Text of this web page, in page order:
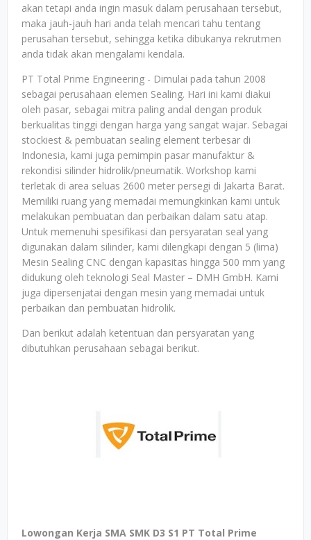
akan tetapi anda ingin masuk dalam perusahaan tersebut,
maka jauh-jauh hari anda telah mencari tahu tentang
perusahan tersebut, sehingga ketika dibukanya rekrutmen
anda tidak akan mengalami kendala.
PT Total Prime Engineering - Dimulai pada tahun 2008
sebagai perusahaan elemen Sealing. Hari ini kami diakui
oleh pasar, sebagai mitra paling andal dengan produk
berkualitas tinggi dengan harga yang sangat wajar. Sebagai
stockiest & pembuatan sealing element terbesar di
Indonesia, kami juga pemimpin pasar manufaktur &
rekondisi silinder hidrolik/pneumatik. Workshop kami
terletak di area seluas 2600 meter persegi di Jakarta Barat.
Memiliki ruang yang memadai memungkinkan kami untuk
melakukan pembuatan dan perbaikan dalam satu atap.
Untuk memenuhi spesifikasi dan persyaratan seal yang
digunakan dalam silinder, kami dilengkapi dengan 5 (lima)
Mesin Sealing CNC dengan kapasitas hingga 500 mm yang
didukung oleh teknologi Seal Master – DMH GmbH. Kami
juga dipersenjatai dengan mesin yang memadai untuk
perbaikan dan pembuatan hidrolik.
Dan berikut adalah ketentuan dan persyaratan yang
dibutuhkan perusahaan sebagai berikut.
Lowongan Kerja SMA SMK D3 S1 PT Total Prime